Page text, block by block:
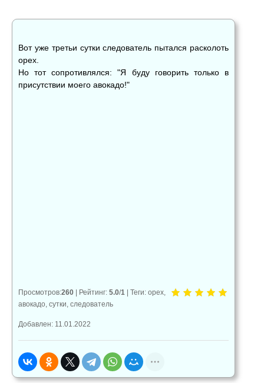
Вот уже третьи сутки следователь пытался расколоть
орех.
Но тот сопротивлялся: "Я буду говорить только в
присутствии моего авокадо!"
Просмотров:260 | Рейтинг: 5.0/1 | Теги: орех
авокадо сутки следователь
Добавлен: 11.01.2022